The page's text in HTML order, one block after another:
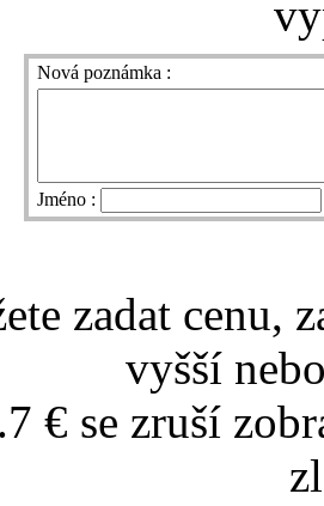
Nová poznámka :
Jméno :
zadat cenu,
vyšší
€ se zruší